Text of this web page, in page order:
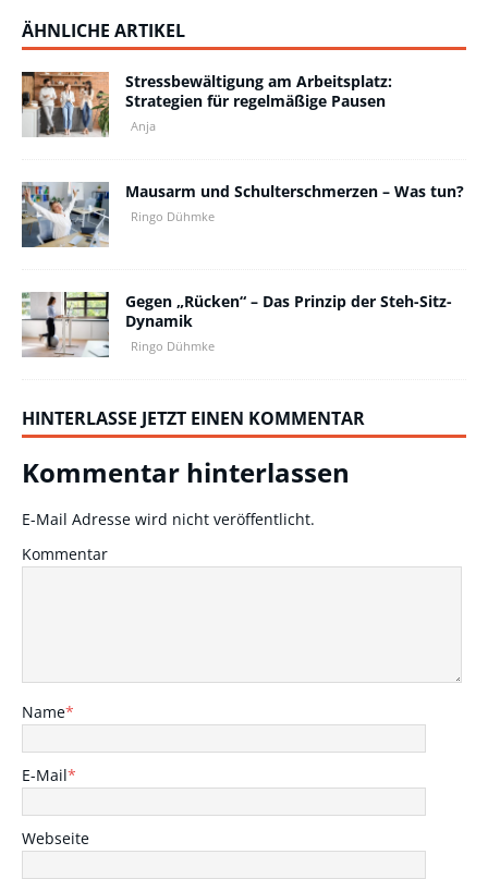
ÄHNLICHE ARTIKEL
Stressbewältigung am Arbeitsplatz:
Strategien für regelmäßige Pausen
Anja
Mausarm und Schulterschmerzen – Was tun?
Ringo Dühmke
Gegen „Rücken“ – Das Prinzip der Steh-Sitz-
Dynamik
Ringo Dühmke
HINTERLASSE JETZT EINEN KOMMENTAR
Kommentar hinterlassen
E-Mail Adresse wird nicht veröffentlicht.
Kommentar
Name*
E-Mail*
Webseite